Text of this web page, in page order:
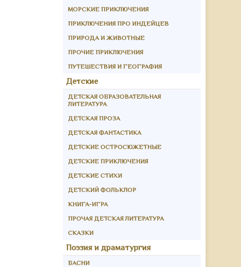
МОРСКИЕ ПРИКЛЮЧЕНИЯ
ПРИКЛЮЧЕНИЯ ПРО ИНДЕЙЦЕВ
ПРИРОДА И ЖИВОТНЫЕ
ПРОЧИЕ ПРИКЛЮЧЕНИЯ
ПУТЕШЕСТВИЯ И ГЕОГРАФИЯ
Детские
ДЕТСКАЯ ОБРАЗОВАТЕЛЬНАЯ
ЛИТЕРАТУРА
ДЕТСКАЯ ПРОЗА
ДЕТСКАЯ ФАНТАСТИКА
ДЕТСКИЕ ОСТРОСЮЖЕТНЫЕ
ДЕТСКИЕ ПРИКЛЮЧЕНИЯ
ДЕТСКИЕ СТИХИ
ДЕТСКИЙ ФОЛЬКЛОР
КНИГА-ИГРА
ПРОЧАЯ ДЕТСКАЯ ЛИТЕРАТУРА
СКАЗКИ
Поэзия и драматургия
БАСНИ